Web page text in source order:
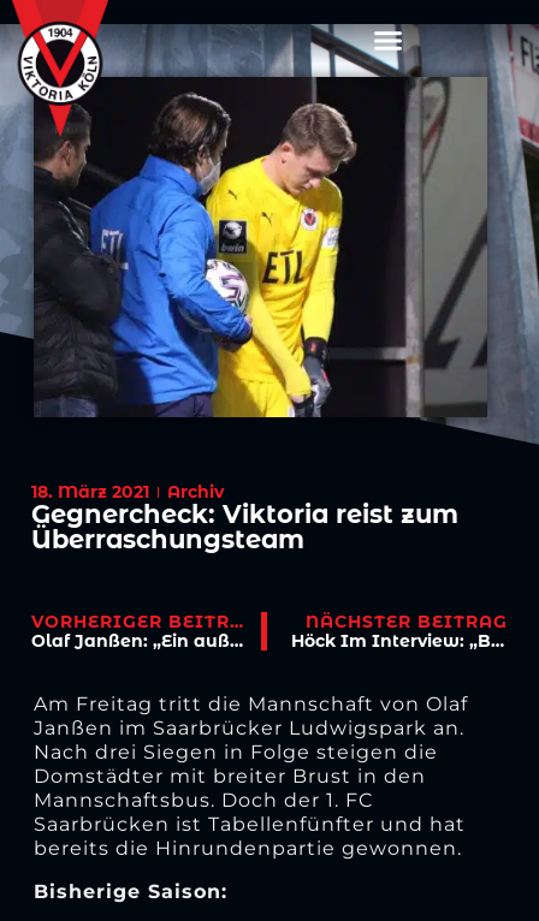
18. März 2021 Archiv
Gegnercheck: Viktoria reist zum
Überraschungsteam
VORHERIGER BEITRAG
Olaf Janßen: „Ein außergewöhnlicher Aufsteiger“
NÄCHSTER BEITRAG
Höck Im Interview: „Bei den Spielen fiebere ich mit“
Am Freitag tritt die Mannschaft von Olaf
Janßen im Saarbrücker Ludwigspark an.
Nach drei Siegen in Folge steigen die
Domstädter mit breiter Brust in den
Mannschaftsbus. Doch der 1. FC
Saarbrücken ist Tabellenfünfter und hat
bereits die Hinrundenpartie gewonnen.
Bisherige Saison: